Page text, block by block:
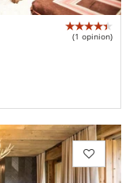
(1 opinion)